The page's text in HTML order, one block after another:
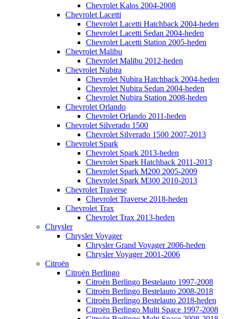
Chevrolet Kalos 2004-2008
Chevrolet Lacetti
Chevrolet Lacetti Hatchback 2004-heden
Chevrolet Lacetti Sedan 2004-heden
Chevrolet Lacetti Station 2005-heden
Chevrolet Malibu
Chevrolet Malibu 2012-heden
Chevrolet Nubira
Chevrolet Nubira Hatchback 2004-heden
Chevrolet Nubira Sedan 2004-heden
Chevrolet Nubira Station 2008-heden
Chevrolet Orlando
Chevrolet Orlando 2011-heden
Chevrolet Silverado 1500
Chevrolet Silverado 1500 2007-2013
Chevrolet Spark
Chevrolet Spark 2013-heden
Chevrolet Spark Hatchback 2011-2013
Chevrolet Spark M200 2005-2009
Chevrolet Spark M300 2010-2013
Chevrolet Traverse
Chevrolet Traverse 2018-heden
Chevrolet Trax
Chevrolet Trax 2013-heden
Chrysler
Chrysler Voyager
Chrysler Grand Voyager 2006-heden
Chrysler Voyager 2001-2006
Citroën
Citroën Berlingo
Citroën Berlingo Bestelauto 1997-2008
Citroën Berlingo Bestelauto 2008-2018
Citroën Berlingo Bestelauto 2018-heden
Citroën Berlingo Multi Space 1997-2008